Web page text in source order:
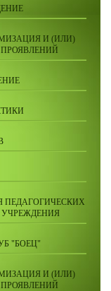
И (ИЛИ)
ПЕДАГОГИЧЕСКИХ
УЧРЕЖДЕНИЯ
"БОЕЦ"
И (ИЛИ)